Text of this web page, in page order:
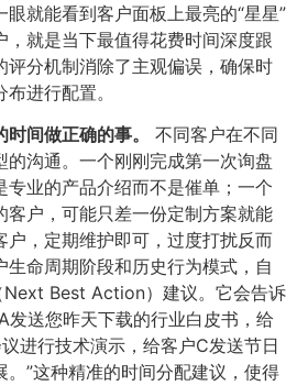
就能看到客户面板上最亮的“星星”
就是当下最值得花费时间深度跟
评分机制消除了主观偏误，确保时
进行配置。
间做正确的事。​
不同客户在不同
的沟通。一个刚刚完成第一次询盘
专业的产品介绍而不是催单；一个
客户，可能只差一份定制方案就能
户，定期维护即可，过度打扰反而
生命周期阶段和历史行为模式，自
Next Best Action）建议。它会告诉
发送您昨天下载的行业白皮书，给
进行技术演示，给客户C发送节日
。”这种精准的时间分配建议，使得